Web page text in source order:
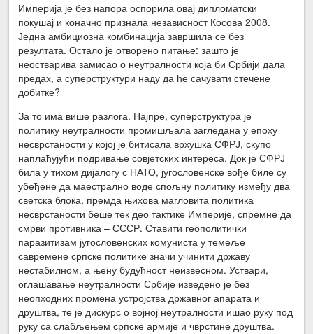
Империја је без напора оспорила овај дипломатски
покушај и коначно признала независност Косова 2008.
Једна амбициозна комбинација завршила се без
резултата. Остало је отворено питање: зашто је
неостварива замисао о неутралности која би Србији дала
предах, а суперструктури наду да ће сачувати стечене
добитке?
За то има више разлога. Најпре, суперструктура је
политику неутралности промишљала загледана у епоху
несврстаности у којој је битисала врхушка СФРЈ, скупо
наплаћујући подривање совјетских интереса. Док је СФРЈ
била у тихом дијалогу с НАТО, југословенске вође биле су
убеђене да маестрално воде спољну политику између два
светска блока, премда њихова магловита политика
несврстаности беше тек део тактике Империје, спремне да
смрви противника – СССР. Ставити геополитички
паразитизам југословенских комуниста у темеље
савремене српске политике значи учинити државу
нестабилном, а њену будућност неизвесном. Уствари,
оглашавање неутралности Србије изведено је без
неопходних промена устројства државног апарата и
друштва, те је дискурс о војној неутралности ишао руку под
руку са слабљењем српске армије и чврстине друштва.